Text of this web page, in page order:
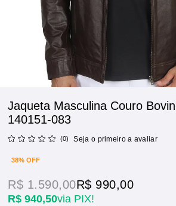
Jaqueta Masculina Couro
140151-083
(0) Seja o primeiro a avaliar
38% OFF
R$ 940,50via PIX!
R$ 1.590,00R$ 990,00